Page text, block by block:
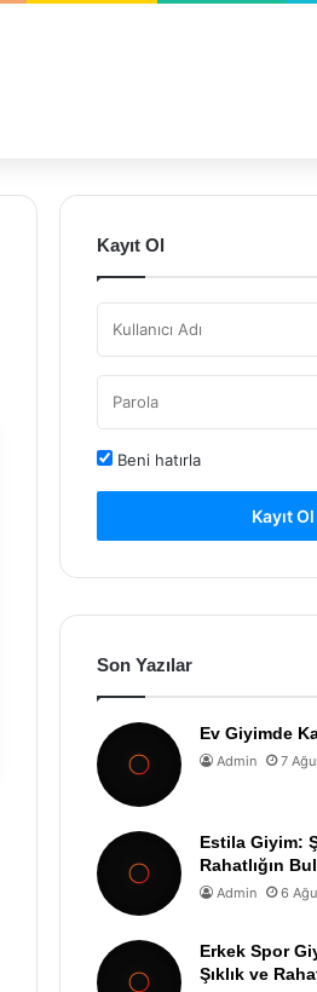
Kayıt Ol
Beni hatırla
Kayıt Ol
Son Yazılar
Ev Giyimde
Admin 7
Estila Giyim:
Rahatlığın
Admin 6
Erkek Spor
Şıklık ve